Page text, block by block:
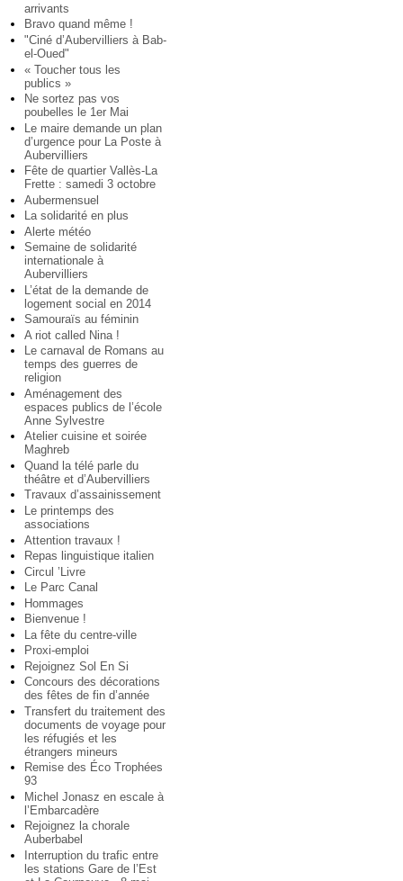
arrivants
Bravo quand même !
"Ciné d’Aubervilliers à Bab-
el-Oued"
« Toucher tous les
publics »
Ne sortez pas vos
poubelles le 1er Mai
Le maire demande un plan
d’urgence pour La Poste à
Aubervilliers
Fête de quartier Vallès-La
Frette : samedi 3 octobre
Aubermensuel
La solidarité en plus
Alerte météo
Semaine de solidarité
internationale à
Aubervilliers
L’état de la demande de
logement social en 2014
Samouraïs au féminin
A riot called Nina !
Le carnaval de Romans au
temps des guerres de
religion
Aménagement des
espaces publics de l’école
Anne Sylvestre
Atelier cuisine et soirée
Maghreb
Quand la télé parle du
théâtre et d’Aubervilliers
Travaux d’assainissement
Le printemps des
associations
Attention travaux !
Repas linguistique italien
Circul ’Livre
Le Parc Canal
Hommages
Bienvenue !
La fête du centre-ville
Proxi-emploi
Rejoignez Sol En Si
Concours des décorations
des fêtes de fin d’année
Transfert du traitement des
documents de voyage pour
les réfugiés et les
étrangers mineurs
Remise des Éco Trophées
93
Michel Jonasz en escale à
l’Embarcadère
Rejoignez la chorale
Auberbabel
Interruption du trafic entre
les stations Gare de l’Est